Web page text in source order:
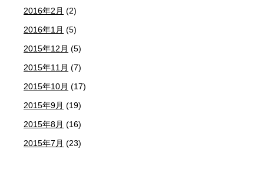
2016年2月 (2)
2016年1月 (5)
2015年12月 (5)
2015年11月 (7)
2015年10月 (17)
2015年9月 (19)
2015年8月 (16)
2015年7月 (23)